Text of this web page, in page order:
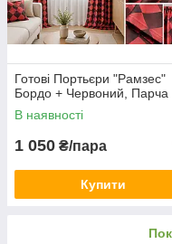
Готові Портьєри "Рамзес"
Бордо + Червоний, Парча
В наявності
1 050 ₴/пара
Купити